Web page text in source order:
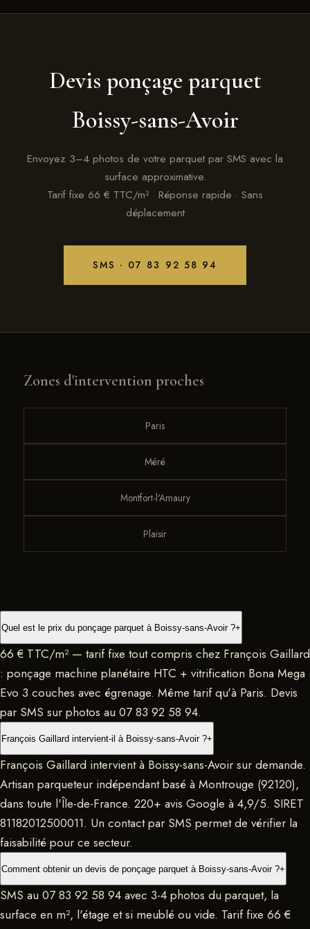
Devis ponçage parquet
Boissy-sans-Avoir
Envoyez 3–4 photos de votre parquet par SMS avec la
surface approximative.
Tarif fixe 66 € TTC/m² · Réponse rapide · Sans
déplacement
SMS · 07 83 92 58 94
Zones d'intervention proches
Paris
Méré
Montfort-l'Amaury
Plaisir
Quel est le prix du ponçage parquet à Boissy-sans-Avoir ?+
66 € TTC/m² — tarif fixe tout compris chez François Gaillard
: ponçage machine planétaire HTC + vitrification Bona Mega
Evo 3 couches avec égrenage. Même tarif qu'à Paris. Devis
par SMS sur photos au 07 83 92 58 94.
François Gaillard intervient-il à Boissy-sans-Avoir ?+
François Gaillard intervient à Boissy-sans-Avoir sur demande.
Artisan parqueteur indépendant basé à Montrouge (92120),
dans toute l'Île-de-France. 220+ avis Google à 4,9/5. SIRET
81182012500011. Un contact par SMS permet de vérifier la
faisabilité pour ce secteur.
Comment obtenir un devis de ponçage parquet à Boissy-sans-Avoir ?+
SMS au 07 83 92 58 94 avec 3-4 photos du parquet, la
surface en m², l'étage et si meublé ou vide. Tarif fixe 66 €